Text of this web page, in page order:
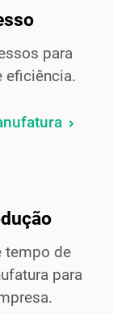
para
eficiência.
tempo de
para